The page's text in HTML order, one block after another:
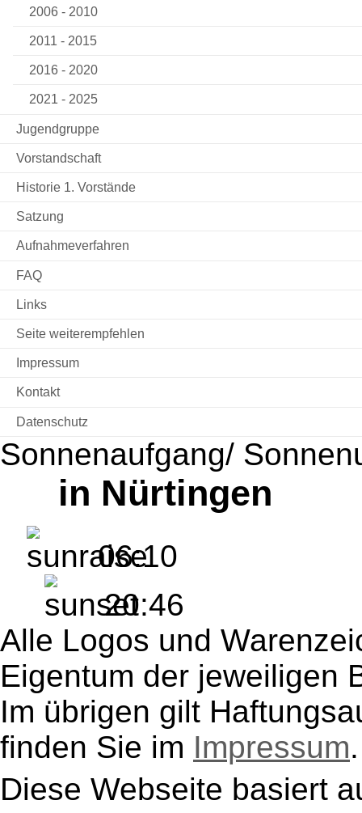
2006 - 2010
2011 - 2015
2016 - 2020
2021 - 2025
Jugendgruppe
Vorstandschaft
Historie 1. Vorstände
Satzung
Aufnahmeverfahren
FAQ
Links
Seite weiterempfehlen
Impressum
Kontakt
Datenschutz
Sonnenaufgang/
in Nürtingen
06:10
20:46
Alle Logos und
Eigentum der jeweiligen
Im übrigen gilt
finden Sie im Impressum.
Diese Webseite basiert